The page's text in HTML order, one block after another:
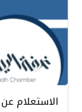
الاستعلام